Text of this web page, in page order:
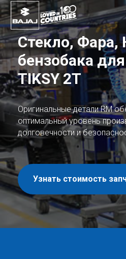
Стекло, Фара,
бензобакадля
TIKSY 2Т
Оригинальные детали RM
оптимальный уровень
долговечности и
Узнать стоимость